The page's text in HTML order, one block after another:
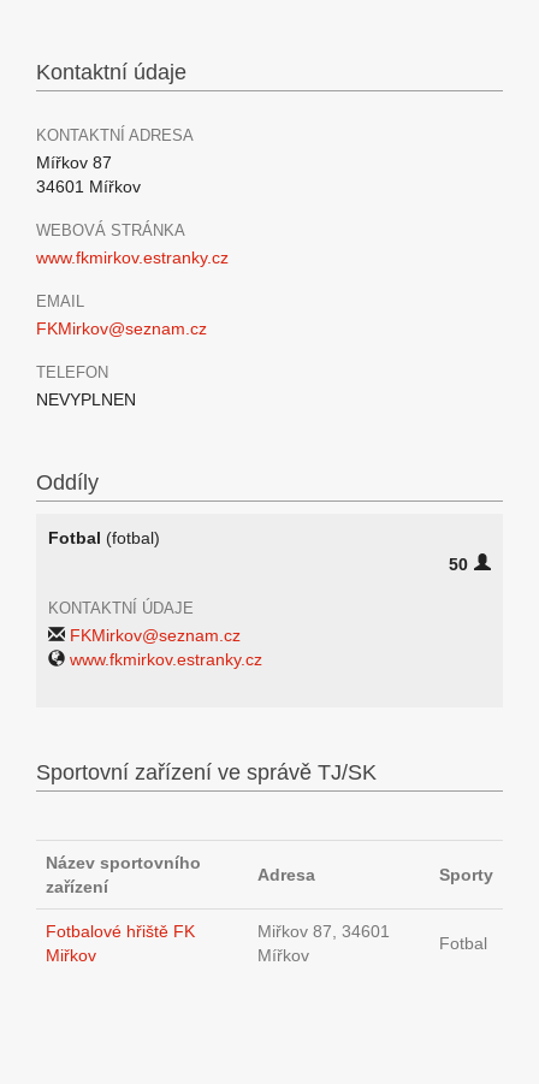
Kontaktní údaje
KONTAKTNÍ ADRESA
Mířkov 87
34601 Mířkov
WEBOVÁ STRÁNKA
www.fkmirkov.estranky.cz
EMAIL
FKMirkov@seznam.cz
TELEFON
NEVYPLNEN
Oddíly
Fotbal (fotbal)
50
KONTAKTNÍ ÚDAJE
FKMirkov@seznam.cz
www.fkmirkov.estranky.cz
Sportovní zařízení ve správě TJ/SK
Název sportovního
zařízení
Adresa Sporty
Fotbalové hřiště FK
Miřkov
Miřkov 87, 34601
Mířkov
Fotbal